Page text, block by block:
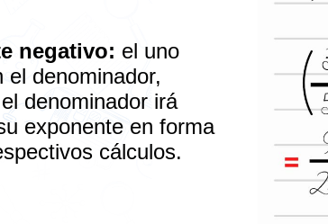
negativo: el uno
el denominador,
denominador irá
exponente en forma
cálculos.